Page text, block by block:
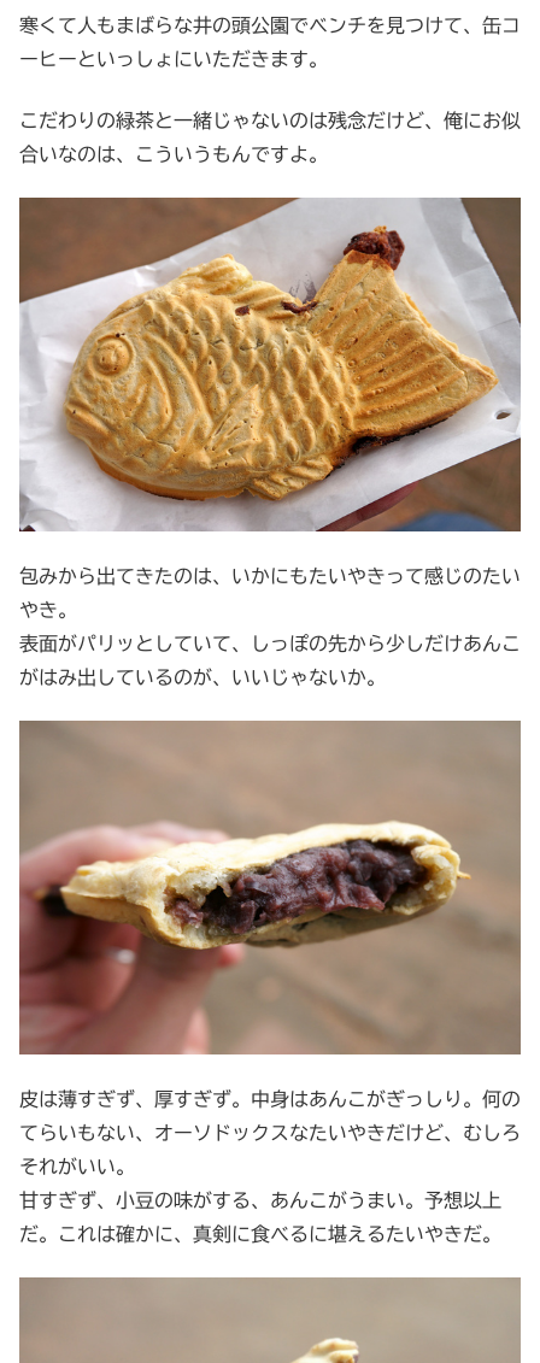
寒くて人もまばらな井の頭公園でベンチを見つけて、缶コ
ーヒーといっしょにいただきます。
こだわりの緑茶と一緒じゃないのは残念だけど、俺にお似
合いなのは、こういうもんですよ。
包みから出てきたのは、いかにもたいやきって感じのたい
やき。
表面がパリッとしていて、しっぽの先から少しだけあんこ
がはみ出しているのが、いいじゃないか。
皮は薄すぎず、厚すぎず。中身はあんこがぎっしり。何の
てらいもない、オーソドックスなたいやきだけど、むしろ
それがいい。
甘すぎず、小豆の味がする、あんこがうまい。予想以上
だ。これは確かに、真剣に食べるに堪えるたいやきだ。